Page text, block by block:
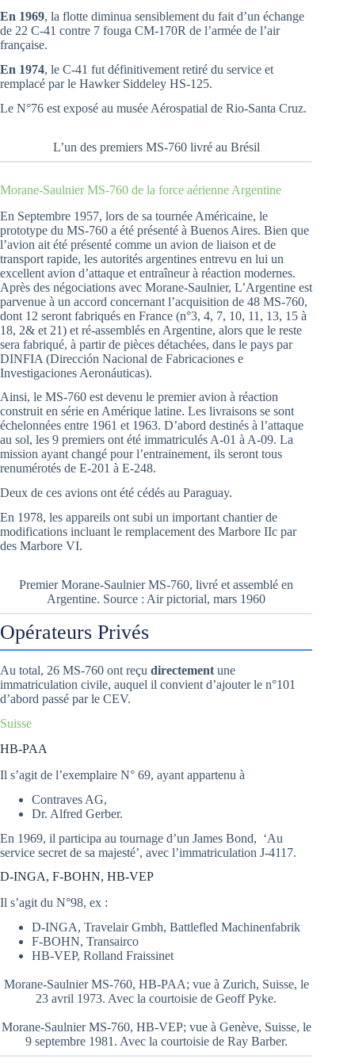
En 1969, la flotte diminua sensiblement du fait d’un échange
de 22 C-41 contre 7 fouga CM-170R de l’armée de l’air
française.
En 1974, le C-41 fut définitivement retiré du service et
remplacé par le Hawker Siddeley HS-125.
Le N°76 est exposé au musée Aérospatial de Rio-Santa Cruz.
L’un des premiers MS-760 livré au Brésil
Morane-Saulnier MS-760 de la force aérienne Argentine
En Septembre 1957, lors de sa tournée Américaine, le
prototype du MS-760 a été présenté à Buenos Aires. Bien que
l’avion ait été présenté comme un avion de liaison et de
transport rapide, les autorités argentines entrevu en lui un
excellent avion d’attaque et entraîneur à réaction modernes.
Après des négociations avec Morane-Saulnier, L’Argentine est
parvenue à un accord concernant l’acquisition de 48 MS-760,
dont 12 seront fabriqués en France (n°3, 4, 7, 10, 11, 13, 15 à
18, 2& et 21) et ré-assemblés en Argentine, alors que le reste
sera fabriqué, à partir de pièces détachées, dans le pays par
DINFIA (Dirección Nacional de Fabricaciones e
Investigaciones Aeronáuticas).
Ainsi, le MS-760 est devenu le premier avion à réaction
construit en série en Amérique latine. Les livraisons se sont
échelonnées entre 1961 et 1963. D’abord destinés à l’attaque
au sol, les 9 premiers ont été immatriculés A-01 à A-09. La
mission ayant changé pour l’entrainement, ils seront tous
renumérotés de E-201 à E-248.
Deux de ces avions ont été cédés au Paraguay.
En 1978, les appareils ont subi un important chantier de
modifications incluant le remplacement des Marbore IIc par
des Marbore VI.
Premier Morane-Saulnier MS-760, livré et assemblé en
Argentine. Source : Air pictorial, mars 1960
Opérateurs Privés
Au total, 26 MS-760 ont reçu directement une
immatriculation civile, auquel il convient d’ajouter le n°101
d’abord passé par le CEV.
Suisse
HB-PAA
Il s’agit de l’exemplaire N° 69, ayant appartenu à
Contraves AG,
Dr. Alfred Gerber.
En 1969, il participa au tournage d’un James Bond, ‘Au
service secret de sa majesté’, avec l’immatriculation J-4117.
D-INGA, F-BOHN, HB-VEP
Il s’agit du N°98, ex :
D-INGA, Travelair Gmbh, Battlefled Machinenfabrik
F-BOHN, Transairco
HB-VEP, Rolland Fraissinet
Morane-Saulnier MS-760, HB-PAA; vue à Zurich, Suisse, le
23 avril 1973. Avec la courtoisie de Geoff Pyke.
Morane-Saulnier MS-760, HB-VEP; vue à Genève, Suisse, le
9 septembre 1981. Avec la courtoisie de Ray Barber.